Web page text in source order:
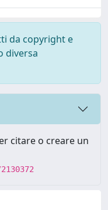
da copyright e
diversa
citare o creare un